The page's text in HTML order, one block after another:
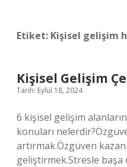
Etiket: Kişisel gelişim
Kişisel Gelişim
Tarih: Eylül 18, 2024
6 kişisel gelişim
konuları
artırmak.Özgüven
geliştirmek.Stresle başa